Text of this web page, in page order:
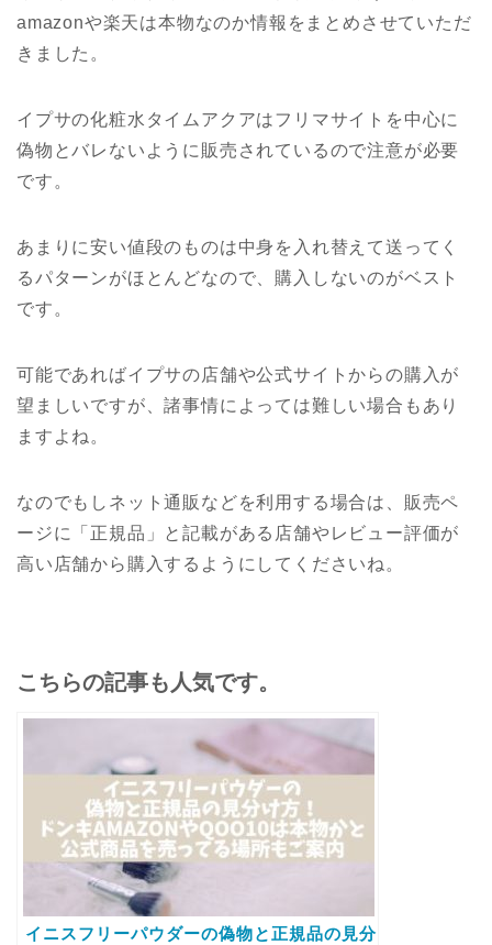
amazonや楽天は本物なのか情報をまとめさせていただ
きました。
イプサの化粧水タイムアクアはフリマサイトを中心に
偽物とバレないように販売されているので注意が必要
です。
あまりに安い値段のものは中身を入れ替えて送ってく
るパターンがほとんどなので、購入しないのがベスト
です。
可能であればイプサの店舗や公式サイトからの購入が
望ましいですが、諸事情によっては難しい場合もあり
ますよね。
なのでもしネット通販などを利用する場合は、販売ペ
ージに「正規品」と記載がある店舗やレビュー評価が
高い店舗から購入するようにしてくださいね。
こちらの記事も人気です。
イニスフリーパウダーの偽物と正規品の見分